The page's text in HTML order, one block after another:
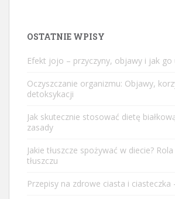
OSTATNIE WPISY
Efekt jojo – przyczyny, objawy i jak go
Oczyszczanie organizmu: Objawy,
detoksykacji
Jak skutecznie stosować dietę
zasady
Jakie tłuszcze spożywać w diecie?
tłuszczu
Przepisy na zdrowe ciasta i ciasteczka